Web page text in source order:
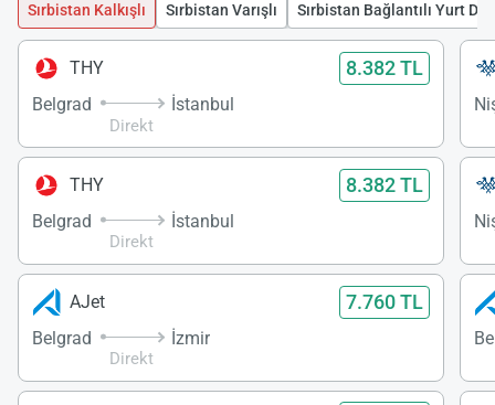
Sırbistan Kalkışlı Sırbistan Varışlı Sırbistan Bağlantılı Yurt
THY 8.382 TL
Belgrad
Direkt
İstanbul
THY 8.382 TL
Belgrad
Direkt
İstanbul
AJet 7.760 TL
Belgrad
Direkt
İzmir